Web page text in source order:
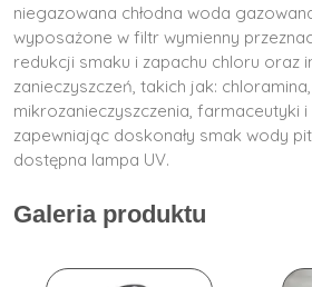
niegazowana chłodna woda
wyposażone w filtr wymienny
redukcji smaku i zapachu chloru oraz
zanieczyszczeń, takich jak:
mikrozanieczyszczenia, farmaceutyki
zapewniając doskonały smak wody
dostępna lampa UV.
Galeria produktu